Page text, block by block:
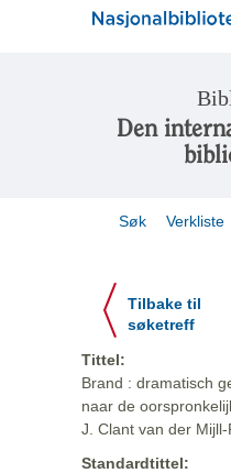
Den
Søk Verkliste
Tilbake til
søketreff
Tittel:
Brand : dramatisch
naar de
J. Clant van der
Standardtittel: